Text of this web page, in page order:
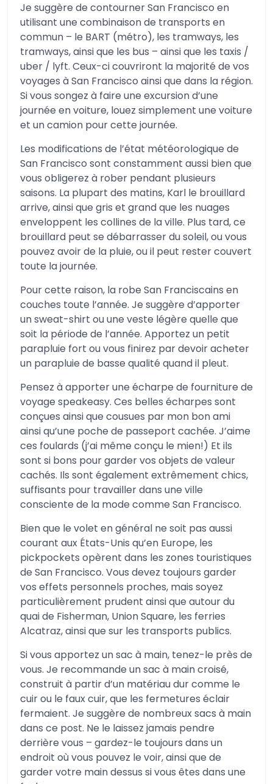
Je suggère de contourner San Francisco en
utilisant une combinaison de transports en
commun – le BART (métro), les tramways, les
tramways, ainsi que les bus – ainsi que les taxis /
uber / lyft. Ceux-ci couvriront la majorité de vos
voyages à San Francisco ainsi que dans la région.
Si vous songez à faire une excursion d’une
journée en voiture, louez simplement une voiture
et un camion pour cette journée.
Les modifications de l’état météorologique de
San Francisco sont constamment aussi bien que
vous obligerez à rober pendant plusieurs
saisons. La plupart des matins, Karl le brouillard
arrive, ainsi que gris et grand que les nuages
enveloppent les collines de la ville. Plus tard, ce
brouillard peut se débarrasser du soleil, ou vous
pouvez avoir de la pluie, ou il peut rester couvert
toute la journée.
Pour cette raison, la robe San Franciscains en
couches toute l’année. Je suggère d’apporter
un sweat-shirt ou une veste légère quelle que
soit la période de l’année. Apportez un petit
parapluie fort ou vous finirez par devoir acheter
un parapluie de basse qualité quand il pleut.
Pensez à apporter une écharpe de fourniture de
voyage speakeasy. Ces belles écharpes sont
conçues ainsi que cousues par mon bon ami
ainsi qu’une poche de passeport cachée. J’aime
ces foulards (j’ai même conçu le mien!) Et ils
sont si bons pour garder vos objets de valeur
cachés. Ils sont également extrêmement chics,
suffisants pour travailler dans une ville
consciente de la mode comme San Francisco.
Bien que le volet en général ne soit pas aussi
courant aux États-Unis qu’en Europe, les
pickpockets opèrent dans les zones touristiques
de San Francisco. Vous devez toujours garder
vos effets personnels proches, mais soyez
particulièrement prudent ainsi que autour du
quai de Fisherman, Union Square, les ferries
Alcatraz, ainsi que sur les transports publics.
Si vous apportez un sac à main, tenez-le près de
vous. Je recommande un sac à main croisé,
construit à partir d’un matériau dur comme le
cuir ou le faux cuir, que les fermetures éclair
fermaient. Je suggère de nombreux sacs à main
dans ce post. Ne le laissez jamais pendre
derrière vous – gardez-le toujours dans un
endroit où vous pouvez le voir, ainsi que de
garder votre main dessus si vous êtes dans une